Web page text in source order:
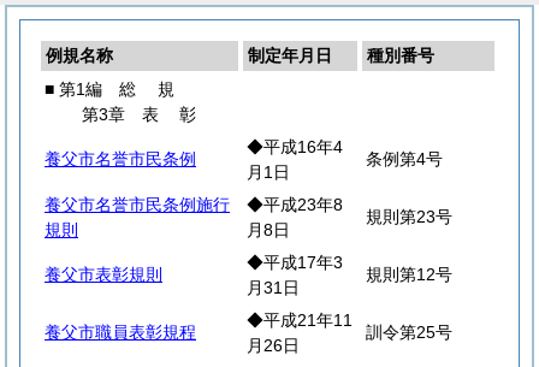
例規名称 制定年月日
種別番号
■ 第1編 総 規
第3章 表彰
養父市名誉市民条例
◆平成16年4
月1日
条例第4号
養父市名誉市民条例施行
規則
◆平成23年8
月8日
規則第23号
養父市表彰規則
◆平成17年3
月31日
規則第12号
養父市職員表彰規程
◆平成21年11
月26日
訓令第25号